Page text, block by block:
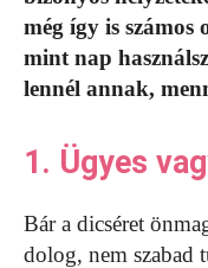
még így is számos
mint nap
lennél annak,
1. Ügyes
Bár a dicséret
dolog, nem szabad